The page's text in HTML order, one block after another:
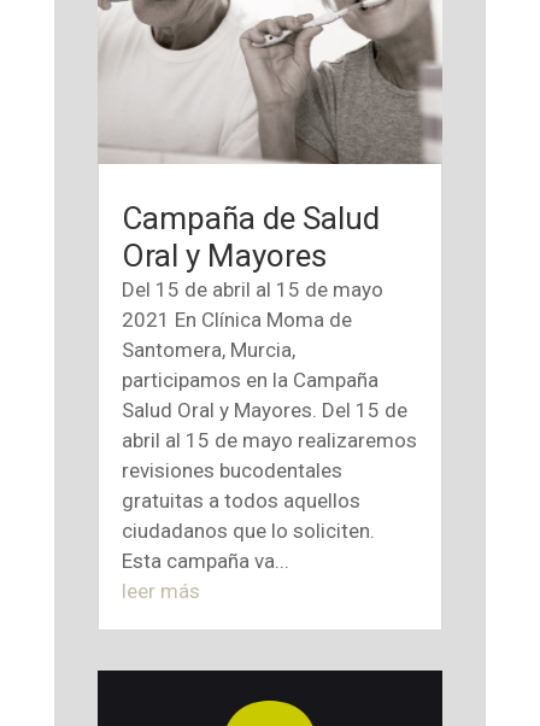
Campaña de Salud
Oral y Mayores
Del 15 de abril al 15 de mayo
2021 En Clínica Moma de
Santomera, Murcia,
participamos en la Campaña
Salud Oral y Mayores. Del 15 de
abril al 15 de mayo realizaremos
revisiones bucodentales
gratuitas a todos aquellos
ciudadanos que lo soliciten.
Esta campaña va...
leer más